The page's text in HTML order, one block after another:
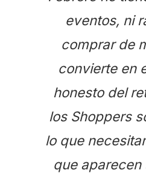
eventos, ni
comprar de
convierte en
honesto del
los Shoppers
lo que
que aparecen